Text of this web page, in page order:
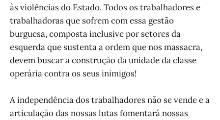
às violências do Estado. Todos os trabalhadores e
trabalhadoras que sofrem com essa gestão
burguesa, composta inclusive por setores da
esquerda que sustenta a ordem que nos massacra,
devem buscar a construção da unidade da classe
operária contra os seus inimigos!
A independência dos trabalhadores não se vende e a
articulação das nossas lutas fomentará nossas